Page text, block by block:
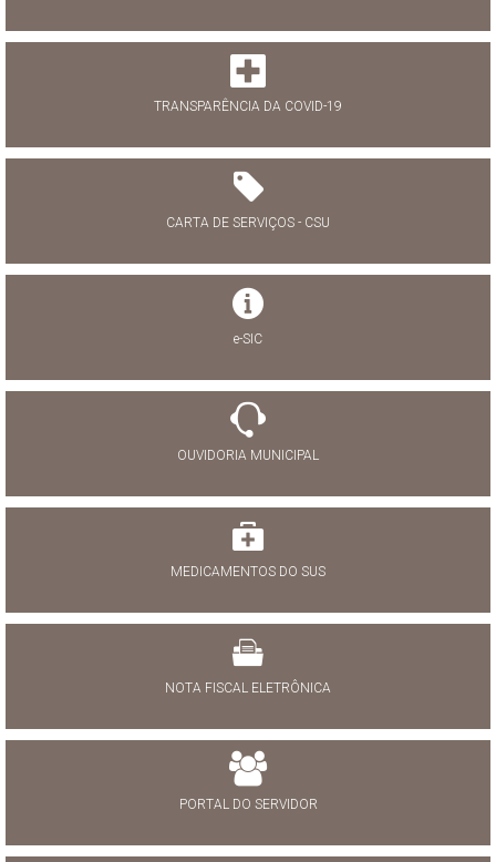
TRANSPARÊNCIA DA COVID-19
CARTA DE SERVIÇOS - CSU
e-SIC
OUVIDORIA MUNICIPAL
MEDICAMENTOS DO SUS
NOTA FISCAL ELETRÔNICA
PORTAL DO SERVIDOR